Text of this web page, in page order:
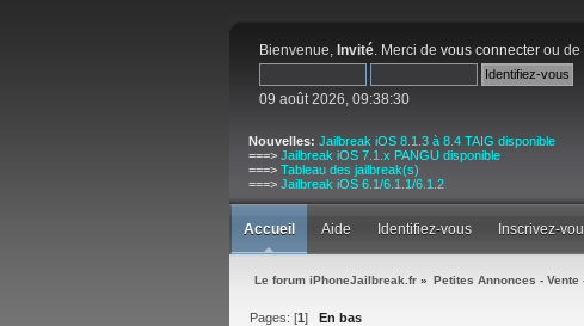
Bienvenue, Invité. Merci de vous connecter ou de
09 août 2026, 09:38:30
Nouvelles: Jailbreak iOS 8.1.3 à 8.4 TAIG disponible
===> Jailbreak iOS 7.1.x PANGU disponible
===> Tableau des jailbreak(s)
===> Jailbreak iOS 6.1/6.1.1/6.1.2
Accueil Aide Identifiez-vous Inscrivez-
Le forum iPhoneJailbreak.fr » Petites Annonces - Vente
Pages: [1] En bas